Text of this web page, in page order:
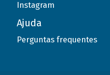
Instagram
Ajuda
Perguntas frequentes